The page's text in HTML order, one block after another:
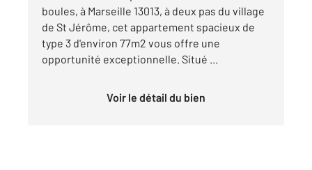
boules, à Marseille 13013, à deux pas du village
de St Jérôme, cet appartement spacieux de
type 3 d'environ 77m2 vous offre une
opportunité exceptionnelle. Situé ...
Voir le détail du bien